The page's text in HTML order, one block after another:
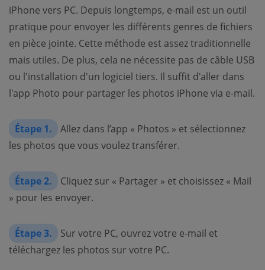
iPhone vers PC. Depuis longtemps, e-mail est un outil
pratique pour envoyer les différents genres de fichiers
en pièce jointe. Cette méthode est assez traditionnelle
mais utiles. De plus, cela ne nécessite pas de câble USB
ou l'installation d'un logiciel tiers. Il suffit d'aller dans
l'app Photo pour partager les photos iPhone via e-mail.
Étape 1.
Allez dans l’app « Photos » et sélectionnez
les photos que vous voulez transférer.
Étape 2.
Cliquez sur « Partager » et choisissez « Mail
» pour les envoyer.
Étape 3.
Sur votre PC, ouvrez votre e-mail et
téléchargez les photos sur votre PC.